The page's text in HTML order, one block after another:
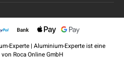
Experte | Aluminium-Experte ist eine
Roca Online GmbH